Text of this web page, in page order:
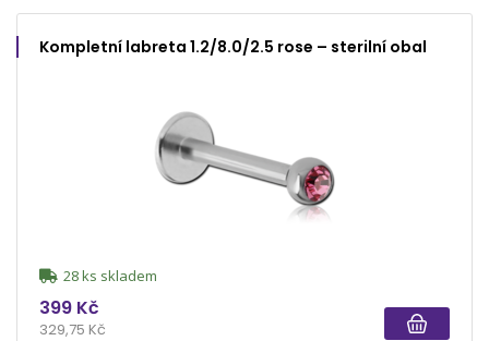
Kompletní labreta 1.2/8.0/2.5 rose – sterilní obal
28 ks skladem
399 Kč
329,75 Kč